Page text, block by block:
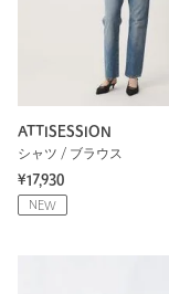
ATTISESSION
シャツ / ブラウス
¥17,930
NEW